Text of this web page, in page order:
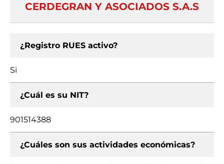
CERDEGRAN Y ASOCIADOS S.A.S
¿Registro RUES activo?
Si
¿Cuál es su NIT?
901514388
¿Cuáles son sus actividades económicas?